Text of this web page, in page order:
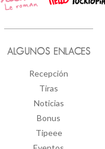
ALGUNOS ENLACES
Recepción
Tiras
Noticias
Bonus
Tipeee